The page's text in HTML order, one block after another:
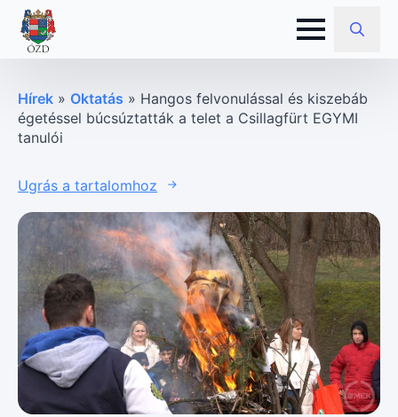
Search
Hírek » Oktatás » Hangos felvonulással és kiszebáb
égetéssel búcsúztatták a telet a Csillagfürt EGYMI
tanulói
Ugrás a tartalomhoz